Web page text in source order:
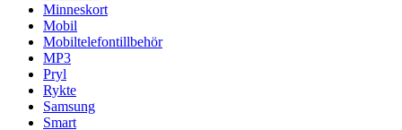
Minneskort
Mobil
Mobiltelefontillbehör
MP3
Pryl
Rykte
Samsung
Smart